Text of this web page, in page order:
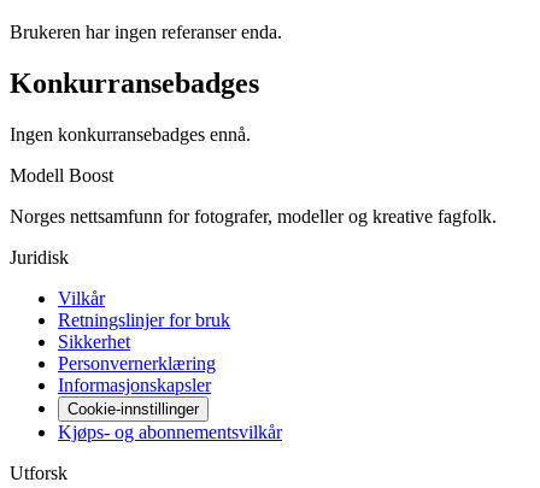
Brukeren har ingen referanser enda.
Konkurransebadges
Ingen konkurransebadges ennå.
Modell Boost
Norges nettsamfunn for fotografer, modeller og kreative fagfolk.
Juridisk
Vilkår
Retningslinjer for bruk
Sikkerhet
Personvernerklæring
Informasjonskapsler
Cookie-innstillinger
Kjøps- og abonnementsvilkår
Utforsk